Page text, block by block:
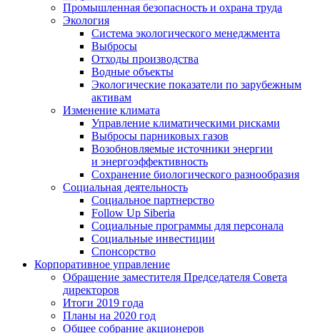
Промышленная безопасность и охрана труда
Экология
Система экологического менеджмента
Выбросы
Отходы производства
Водные объекты
Экологические показатели по зарубежным
активам
Изменение климата
Управление климатическими рисками
Выбросы парниковых газов
Возобновляемые источники энергии
и энергоэффективность
Сохранение биологического разнообразия
Социальная деятельность
Социальное партнерство
Follow Up Siberia
Социальные программы для персонала
Социальные инвестиции
Спонсорство
Корпоративное управление
Обращение заместителя Председателя Совета
директоров
Итоги 2019 года
Планы на 2020 год
Общее собрание акционеров